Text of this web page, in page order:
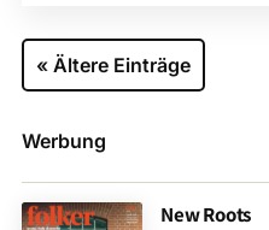
« Ältere Einträge
Werbung
New Roots